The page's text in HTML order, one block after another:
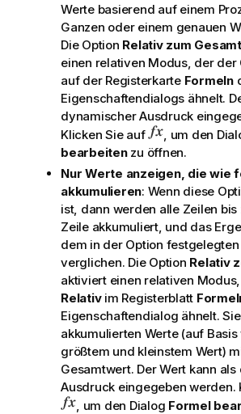
Werte basierend auf einem
Ganzen oder einem genauen
Die Option Relativ zum
einen relativen Modus, der der
auf der Registerkarte Formeln
Eigenschaftendialogs ähnelt.
dynamischer Ausdruck
Klicken Sie auf
, um den
bearbeitenzu öffnen.
Nur Werte anzeigen, die wie
akkumulieren: Wenn diese
ist, dann werden alle Zeilen bis
Zeile akkumuliert, und das
dem in der Option festgelegten
verglichen. Die Option Relativ
aktiviert einen relativen
Relativ im Registerblatt
Eigenschaftendialog ähnelt.
akkumulierten Werte (auf Basis
größtem und kleinstem Wert)
Gesamtwert. Der Wert kann
Ausdruck eingegeben werden.
, um den Dialog Formel